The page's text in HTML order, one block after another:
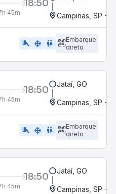
18:50
45m Campinas, SP -
airline_seat_legroom_extra ac_unit wc
Embarque
direto
18:50
45m
Jataí, GO
Campinas, SP -
airline_seat_legroom_extra ac_unit WC
Embarque
direto
18:50
45m
Jataí, GO
Campinas, SP -